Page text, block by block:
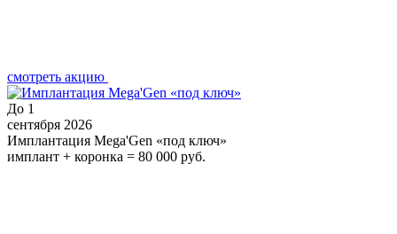
смотреть акцию
До 1
сентября 2026
Имплантация Mega'Gen «под ключ»
имплант + коронка = 80 000 руб.